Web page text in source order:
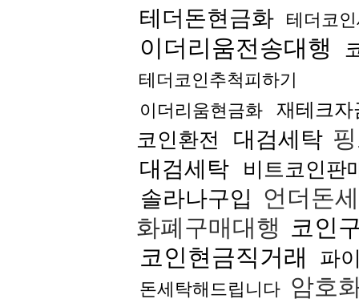
테더돈현금화 테더코
이더리움전송대행
테더코인추척피하기
이더리움현금화
재테크자
코인환전 대검세탁
대검세탁 비트코인판
솔라나구입
언더돈
화폐구매대행
코인
코인현금직거래
파
돈세탁해드립니다 암호